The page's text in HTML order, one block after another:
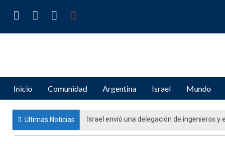
content
Inicio Comunidad Argentina Israel Mundo
Ultimas Noticias
Movimiento estratégico para el futuro del